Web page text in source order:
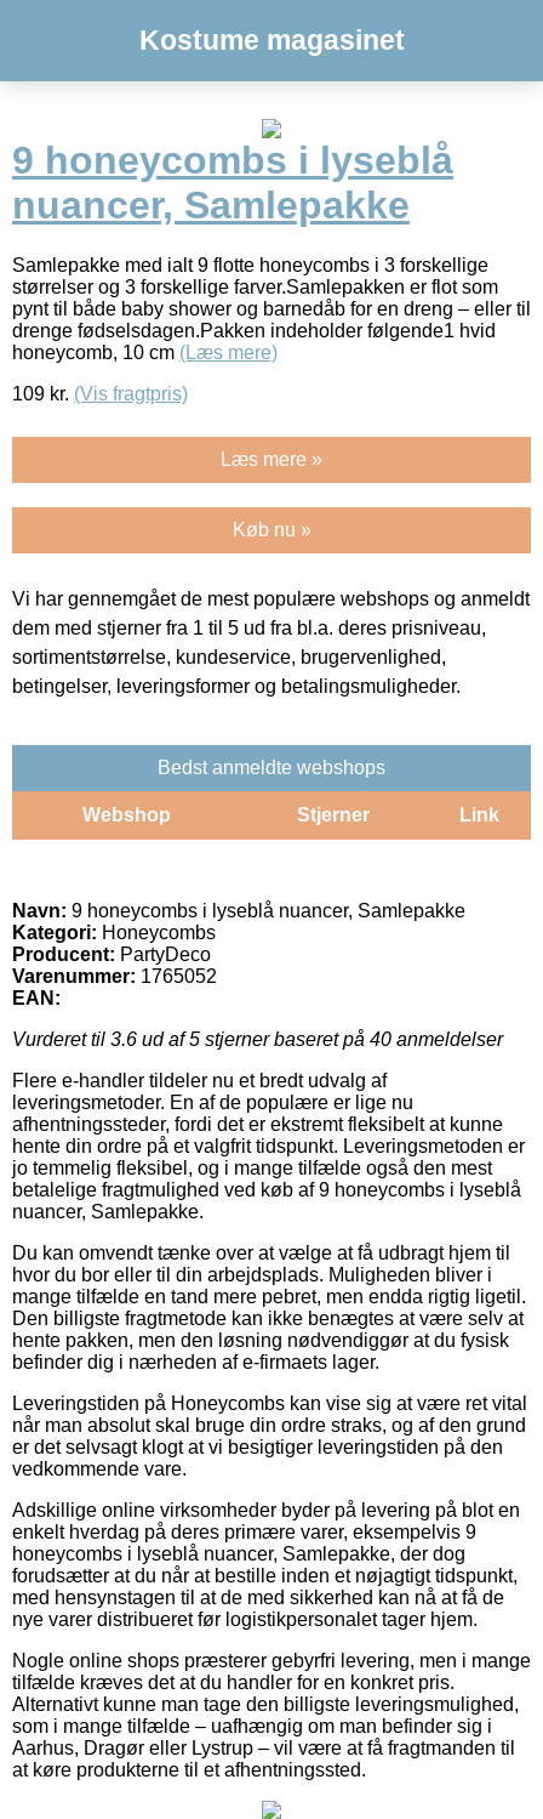
Kostume magasinet
9 honeycombs i lyseblå
nuancer, Samlepakke
Samlepakke med ialt 9 flotte honeycombs i 3 forskellige
størrelser og 3 forskellige farver.Samlepakken er flot som
pynt til både baby shower og barnedåb for en dreng – eller til
drenge fødselsdagen.Pakken indeholder følgende1 hvid
honeycomb, 10 cm (Læs mere)
109 kr. (Vis fragtpris)
Læs mere »
Køb nu »
Vi har gennemgået de mest populære webshops og anmeldt
dem med stjerner fra 1 til 5 ud fra bl.a. deres prisniveau,
sortimentstørrelse, kundeservice, brugervenlighed,
betingelser, leveringsformer og betalingsmuligheder.
Bedst anmeldte webshops
Webshop Stjerner Link
Navn: 9 honeycombs i lyseblå nuancer, Samlepakke
Kategori: Honeycombs
Producent: PartyDeco
Varenummer: 1765052
EAN:
Vurderet til 3.6 ud af 5 stjerner baseret på 40 anmeldelser
Flere e-handler tildeler nu et bredt udvalg af
leveringsmetoder. En af de populære er lige nu
afhentningssteder, fordi det er ekstremt fleksibelt at kunne
hente din ordre på et valgfrit tidspunkt. Leveringsmetoden er
jo temmelig fleksibel, og i mange tilfælde også den mest
betalelige fragtmulighed ved køb af 9 honeycombs i lyseblå
nuancer, Samlepakke.
Du kan omvendt tænke over at vælge at få udbragt hjem til
hvor du bor eller til din arbejdsplads. Muligheden bliver i
mange tilfælde en tand mere pebret, men endda rigtig ligetil.
Den billigste fragtmetode kan ikke benægtes at være selv at
hente pakken, men den løsning nødvendiggør at du fysisk
befinder dig i nærheden af e-firmaets lager.
Leveringstiden på Honeycombs kan vise sig at være ret vital
når man absolut skal bruge din ordre straks, og af den grund
er det selvsagt klogt at vi besigtiger leveringstiden på den
vedkommende vare.
Adskillige online virksomheder byder på levering på blot en
enkelt hverdag på deres primære varer, eksempelvis 9
honeycombs i lyseblå nuancer, Samlepakke, der dog
forudsætter at du når at bestille inden et nøjagtigt tidspunkt,
med hensynstagen til at de med sikkerhed kan nå at få de
nye varer distribueret før logistikpersonalet tager hjem.
Nogle online shops præsterer gebyrfri levering, men i mange
tilfælde kræves det at du handler for en konkret pris.
Alternativt kunne man tage den billigste leveringsmulighed,
som i mange tilfælde – uafhængig om man befinder sig i
Aarhus, Dragør eller Lystrup – vil være at få fragtmanden til
at køre produkterne til et afhentningssted.